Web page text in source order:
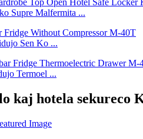
Supre Malfermita ...
Sen Ko ...
Termoel ...
kaj hotela sekureco